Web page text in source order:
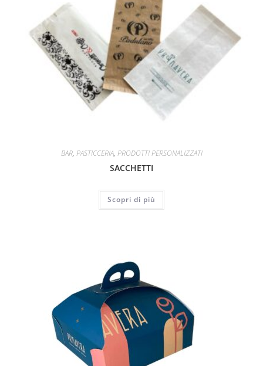
BAR, PASTICCERIA, PRODOTTI PERSONALIZZATI
SACCHETTI
Scopri di più